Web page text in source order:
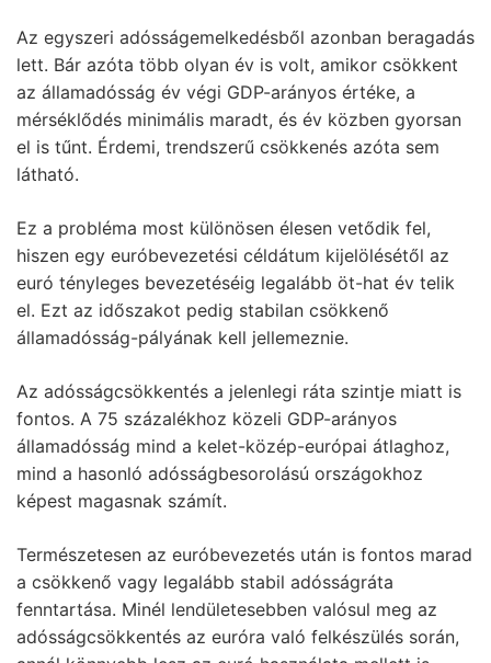
Az egyszeri adósságemelkedésből azonban beragadás
lett. Bár azóta több olyan év is volt, amikor csökkent
az államadósság év végi GDP-arányos értéke, a
mérséklődés minimális maradt, és év közben gyorsan
el is tűnt. Érdemi, trendszerű csökkenés azóta sem
látható.
Ez a probléma most különösen élesen vetődik fel,
hiszen egy euróbevezetési céldátum kijelölésétől az
euró tényleges bevezetéséig legalább öt-hat év telik
el. Ezt az időszakot pedig stabilan csökkenő
államadósság-pályának kell jellemeznie.
Az adósságcsökkentés a jelenlegi ráta szintje miatt is
fontos. A 75 százalékhoz közeli GDP-arányos
államadósság mind a kelet-közép-európai átlaghoz,
mind a hasonló adósságbesorolású országokhoz
képest magasnak számít.
Természetesen az euróbevezetés után is fontos marad
a csökkenő vagy legalább stabil adósságráta
fenntartása. Minél lendületesebben valósul meg az
adósságcsökkentés az euróra való felkészülés során,